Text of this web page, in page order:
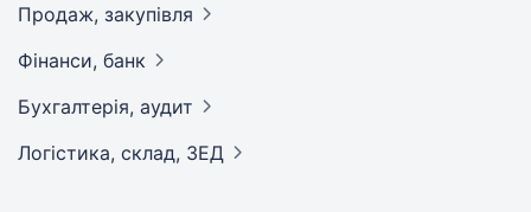
Продаж, закупівля
Фінанси, банк
Бухгалтерія, аудит
Логістика, склад, ЗЕД